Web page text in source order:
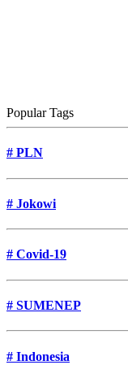
Popular Tags
# PLN
# Jokowi
# Covid-19
# SUMENEP
# Indonesia